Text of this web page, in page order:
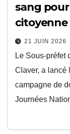
sang
citoyenne
21 JUIN 2026
Le Sous-préfet
Claver, a lancé
campagne de
Journées